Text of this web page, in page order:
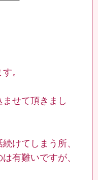
。
せて頂きまし
けてしまう所、
有難いですが、